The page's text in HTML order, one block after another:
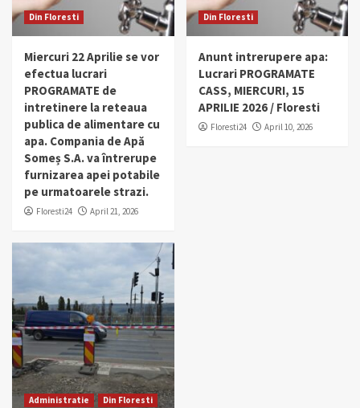
Din Floresti
Miercuri 22 Aprilie se vor
efectua lucrari
PROGRAMATE de
intretinere la reteaua
publica de alimentare cu
apa. Compania de Apă
Someș S.A. va întrerupe
furnizarea apei potabile
pe urmatoarele strazi.
Floresti24 April 21, 2026
Din Floresti
Anunt intrerupere apa:
Lucrari PROGRAMATE
CASS, MIERCURI, 15
APRILIE 2026 / Floresti
Floresti24 April 10, 2026
Administratie Din Floresti